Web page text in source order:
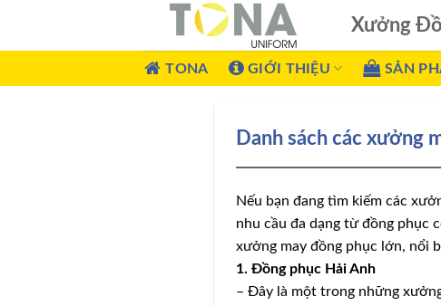
Xưởng
TONA GIỚI THIỆU SẢN
Danh sách các xưởng
Nếu bạn đang tìm kiếm các
nhu cầu đa dạng từ đồng phục
xưởng may đồng phục lớn, nổi
1. Đồng phục Hải Anh
– Đây là một trong những